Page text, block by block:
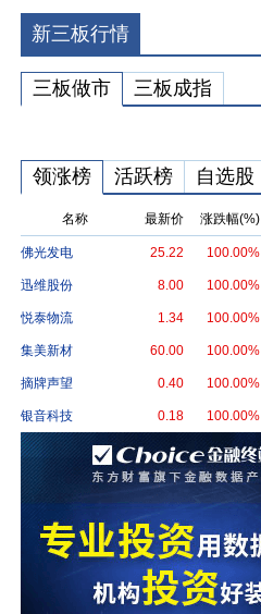
新三板行情
三板做市 三板成指
领涨榜 活跃榜 自选股
名称 最新价 涨跌幅(%)
佛光发电 25.22 100.00%
迅维股份 8.00 100.00%
悦泰物流 1.34 100.00%
集美新材 60.00 100.00%
摘牌声望 0.40 100.00%
银音科技 0.18 100.00%